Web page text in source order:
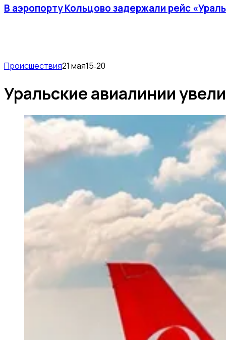
В аэропорту Кольцово задержали рейс
Происшествия21 мая15:20
Уральские авиалинии